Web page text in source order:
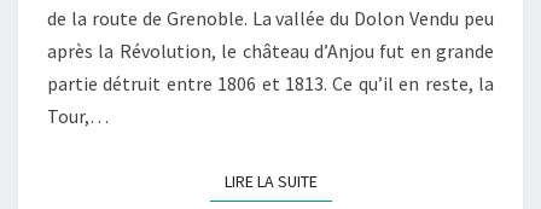
de la route de Grenoble. La vallée du Dolon Vendu peu
après la Révolution, le château d’Anjou fut en grande
partie détruit entre 1806 et 1813. Ce qu’il en reste, la
Tour,…
LIRE LA SUITELIRE LA SUITE